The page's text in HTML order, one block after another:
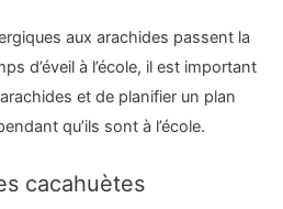
aux arachides passent la
d’éveil à l’école, il est important
et de planifier un plan
qu’ils sont à l’école.
cacahuètes